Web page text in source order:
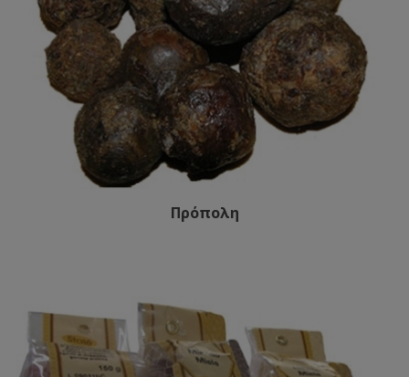
Πρόπολη